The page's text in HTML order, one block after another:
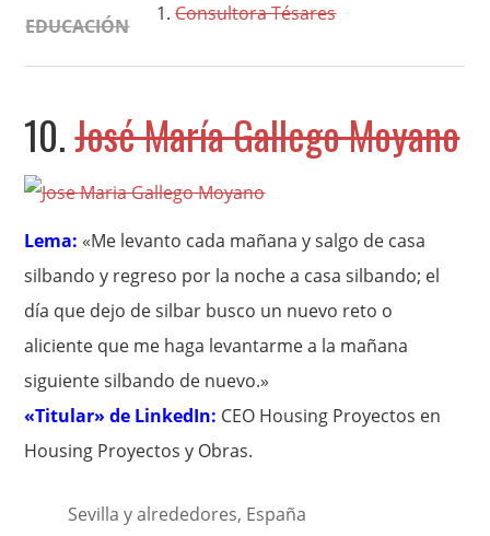
EDUCACIÓN
Consultora Tésares
10.José María Gallego Moyano
Lema: «Me levanto cada mañana y salgo de casa
silbando y regreso por la noche a casa silbando; el
día que dejo de silbar busco un nuevo reto o
aliciente que me haga levantarme a la mañana
siguiente silbando de nuevo.»
«Titular» de LinkedIn: CEO Housing Proyectos en
Housing Proyectos y Obras.
Sevilla y alrededores, España